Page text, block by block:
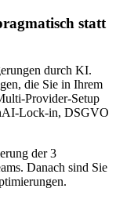
statt
durch KI.
die Sie in Ihrem
Provider-Setup
Lock-in, DSGVO
der 3
Danach sind Sie